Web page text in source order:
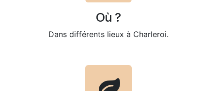
Où ?
Dans différents lieux à Charleroi.